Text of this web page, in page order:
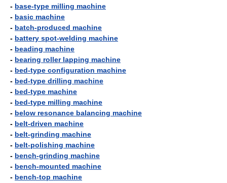
- base-type milling machine
- basic machine
- batch-produced machine
- battery spot-welding machine
- beading machine
- bearing roller lapping machine
- bed-type configuration machine
- bed-type drilling machine
- bed-type machine
- bed-type milling machine
- below resonance balancing machine
- belt-driven machine
- belt-grinding machine
- belt-polishing machine
- bench-grinding machine
- bench-mounted machine
- bench-top machine